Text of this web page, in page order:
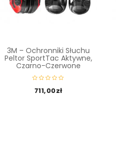
3M – Ochronniki Słuchu
Peltor SportTac Aktywne,
Czarno-Czerwone
711,00zł